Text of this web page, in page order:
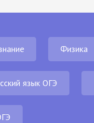
Физика
язык ОГЭ